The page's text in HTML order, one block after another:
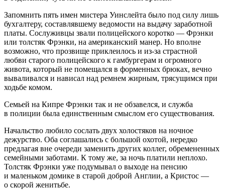
Запомнить пять имен мистера Уинслейта было под силу лишь
бухгалтеру, составлявшему ведомости на выдачу заработной
платы. Сослуживцы звали полицейского коротко — Фрэнки
или толстяк Фрэнки, на американский манер. Но вполне
возможно, что прозвище приклеилось и из-за страстной
любви старого полицейского к гамбургерам и огромного
живота, который не помещался в форменных брюках, вечно
вываливался и нависал над ремнем жирным, трясущимся при
ходьбе комом.
Семьей на Кипре Фрэнки так и не обзавелся, и служба
в полиции была единственным смыслом его существования.
Начальство любило сослать двух холостяков на ночное
дежурство. Оба соглашались с большой охотой, нередко
предлагая вне очереди заменить других коллег, обремененных
семейными заботами. К тому же, за ночь платили неплохо.
Толстяк Фрэнки уже подумывал о выходе на пенсию
и маленьком домике в старой доброй Англии, а Кристос —
о скорой женитьбе.